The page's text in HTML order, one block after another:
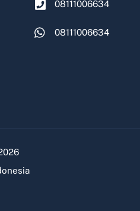
08111006634
08111006634